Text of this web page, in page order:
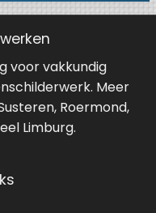
voor vakkundig
Meer
Roermond,
Limburg.